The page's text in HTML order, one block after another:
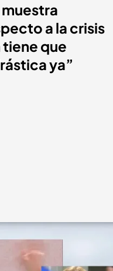
a la crisis
tiene que
ya”